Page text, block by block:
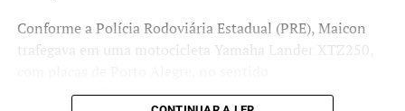
Conforme a Polícia Rodoviária Estadual (PRE), Maicon
trafegava em uma motocicleta Yamaha Lander XTZ250,
Montenegro/Triunfo, quando uma árvore, que seria um